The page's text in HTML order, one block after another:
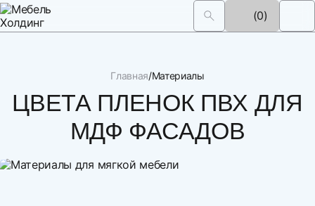
(0)
Главная Материалы
ЦВЕТА ПЛЕНОК ПВХ ДЛЯ
МДФ ФАСАДОВ